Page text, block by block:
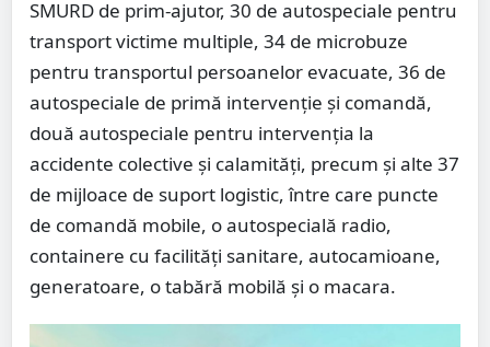
SMURD de prim-ajutor, 30 de autospeciale pentru
transport victime multiple, 34 de microbuze
pentru transportul persoanelor evacuate, 36 de
autospeciale de primă intervenție și comandă,
două autospeciale pentru intervenția la
accidente colective și calamități, precum și alte 37
de mijloace de suport logistic, între care puncte
de comandă mobile, o autospecială radio,
containere cu facilități sanitare, autocamioane,
generatoare, o tabără mobilă și o macara.